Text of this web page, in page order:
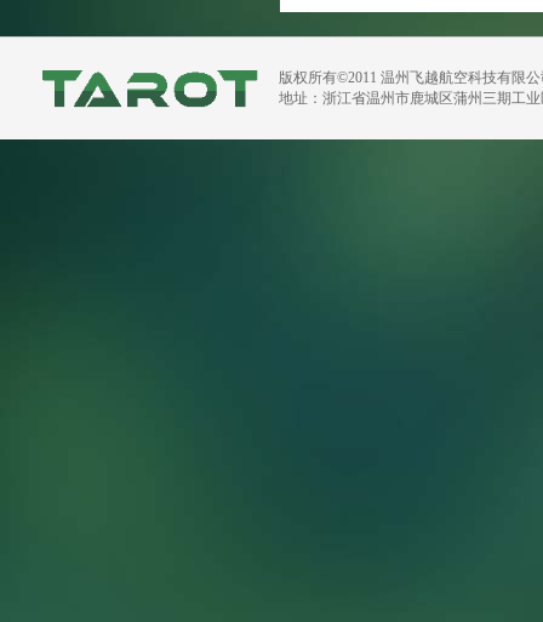
版权所有©2011 温州飞越航空科技有限
地址：浙江省温州市鹿城区蒲州三期工业